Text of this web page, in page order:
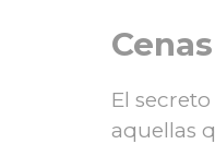
El
aquellas